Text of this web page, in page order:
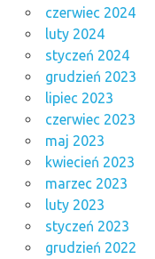
czerwiec 2024
luty 2024
styczeń 2024
grudzień 2023
lipiec 2023
czerwiec 2023
maj 2023
kwiecień 2023
marzec 2023
luty 2023
styczeń 2023
grudzień 2022